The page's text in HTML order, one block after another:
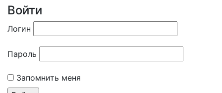
Войти
Логин
Пароль
Запомнить меня